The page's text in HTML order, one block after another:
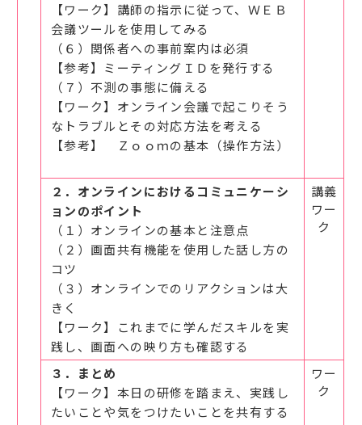
【ワーク】講師の指示に従って、ＷＥＢ
会議ツールを使用してみる
（６）関係者への事前案内は必須
【参考】ミーティングＩＤを発行する
（７）不測の事態に備える
【ワーク】オンライン会議で起こりそう
なトラブルとその対応方法を考える
【参考】 Ｚｏｏｍの基本（操作方法）
２．オンラインにおけるコミュニケーシ
ョンのポイント
（１）オンラインの基本と注意点
（２）画面共有機能を使用した話し方の
コツ
（３）オンラインでのリアクションは大
きく
【ワーク】これまでに学んだスキルを実
践し、画面への映り方も確認する
講義
ワー
ク
３．まとめ
【ワーク】本日の研修を踏まえ、実践し
たいことや気をつけたいことを共有する
ワー
ク